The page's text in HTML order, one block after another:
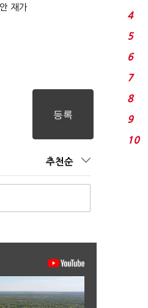
재가
추천순
4
5
6
7
8
9
10